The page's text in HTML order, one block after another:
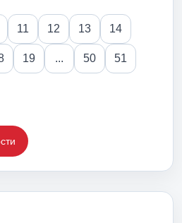
11 12 13 14
19 ... 50 51